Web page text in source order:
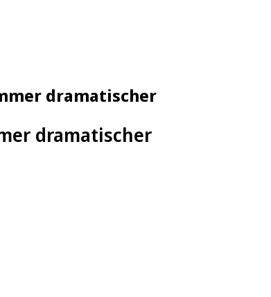
dramatischer
dramatischer